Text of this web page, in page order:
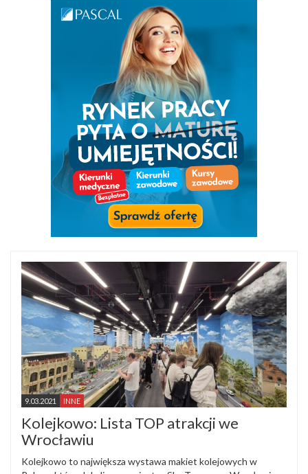
9.03.2021 INNE
Kolejkowo: Lista TOP atrakcji we
Wrocławiu
Kolejkowo to największa wystawa makiet kolejowych w